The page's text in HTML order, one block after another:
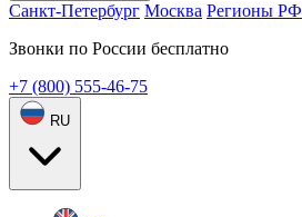
Санкт-Петербург Москва Регионы РФ
Звонки по России бесплатно
+7 (800) 555-46-75
RU